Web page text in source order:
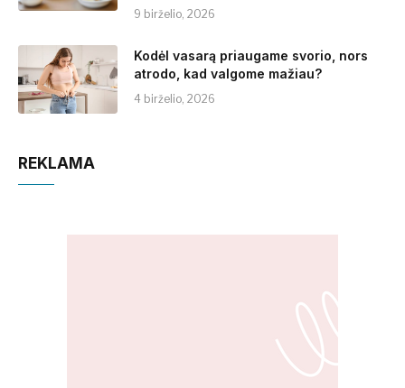
9 birželio, 2026
Kodėl vasarą priaugame svorio, nors
atrodo, kad valgome mažiau?
4 birželio, 2026
REKLAMA